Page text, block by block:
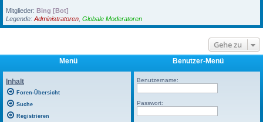
Mitglieder: Bing [Bot]
Legende: Administratoren Globale Moderatoren
Gehe zu
Menü
Inhalt
Foren-Übersicht
Suche
Registrieren
Benutzer-Menü
Benutzername:
Passwort: